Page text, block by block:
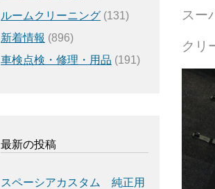
スー
クリ
ルームクリーニング (131)
新着情報 (896)
車検点検・修理・用品 (191)
最新の投稿
スペーシアカスタム 純正用